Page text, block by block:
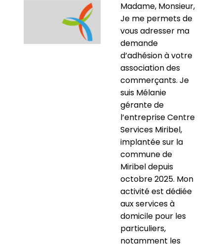
Madame, Monsieur,
Je me permets de
vous adresser ma
demande
d’adhésion à votre
association des
commerçants. Je
suis Mélanie
gérante de
l’entreprise Centre
Services Miribel,
implantée sur la
commune de
Miribel depuis
octobre 2025. Mon
activité est dédiée
aux services à
domicile pour les
particuliers,
notamment les